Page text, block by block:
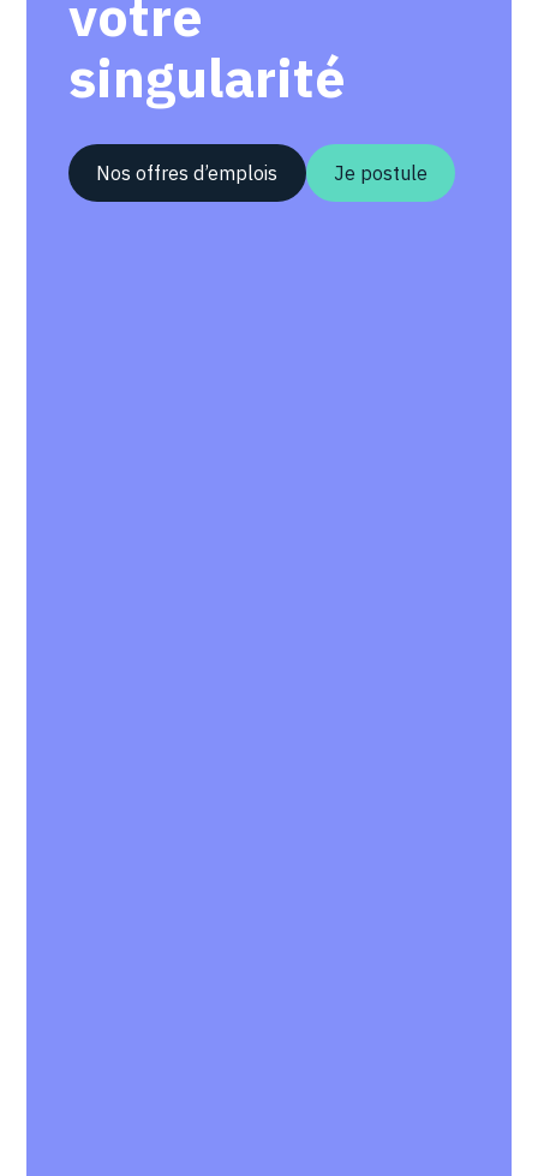
votre
singularité
Nos offres d’emplois Je postule